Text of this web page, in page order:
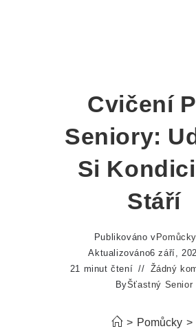
Cvičení
Seniory:
Si
Stáří
Publikováno v Pomůcky
Aktualizováno6 září,
21 minut čtení
Žádný
ByŠťastný Senior
> Pomůcky >